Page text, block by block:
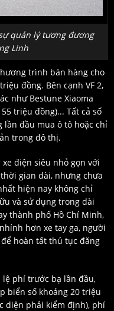
quản lý tương đương
Linh
trình bán hàng cho
đồng. Bên cạnh VF 2,
như Bestune Xiaoma
triệu đồng)... Tất cả số
lần đầu mua ô tô hoặc chỉ
trong đô thị.
điện siêu nhỏ gọn với
gian dài, nhưng chưa
hiện nay không chỉ
và sử dụng trong dài
thành phố Hồ Chí Minh,
hơn xe tay ga, người
hoàn tất thủ tục đăng
lệ phí trước bạ lần đầu,
biển số khoảng 20 triệu
diện phải kiểm định), phí